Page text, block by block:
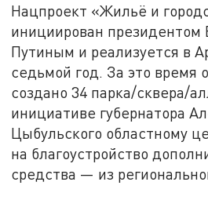
Нацпроект «Жильё и
инициирован
Путиным и реализуется в
седьмой год. За это время
создано 34 парка/сквера/
инициативе губернатора
Цыбульского областному
на благоустройство
средства — из